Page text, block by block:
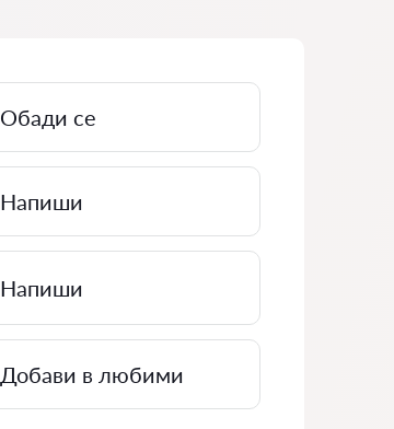
Обади се
Напиши
Напиши
Добави в любими